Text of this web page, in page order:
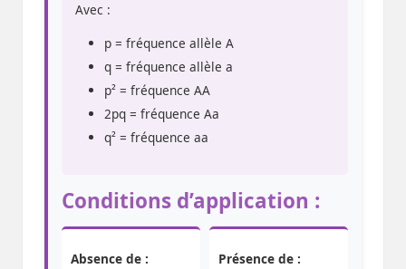
Avec :
p = fréquence allèle A
q = fréquence allèle a
p² = fréquence AA
2pq = fréquence Aa
q² = fréquence aa
Conditions d’application :
Absence de :
Présence de :